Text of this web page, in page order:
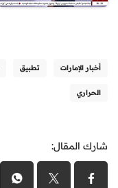
أخبار الإمارات تطبيق
الحراري
شارك المقال: